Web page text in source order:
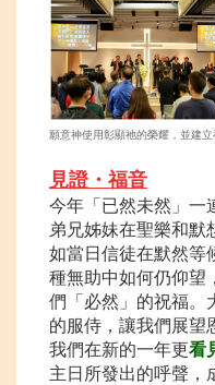
願意神使用彰顯祂的榮耀，並建立
見證・ 福音
今年「已然未然」一
弟兄姊妹在聖樂和默
如當日信徒在默然等
種無助中如何仍仰望
們「必然」的祝福。
的服侍，讓我們展望
我們在新的一年更看
主日所發出的呼聲，